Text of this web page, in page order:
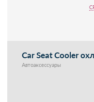
Car Seat Cooler
Автоаксессуары